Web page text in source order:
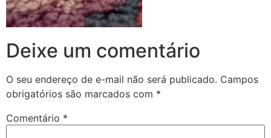
Deixe um comentário
O seu endereço de e-mail não será publicado. Campos
obrigatórios são marcados com *
Comentário *